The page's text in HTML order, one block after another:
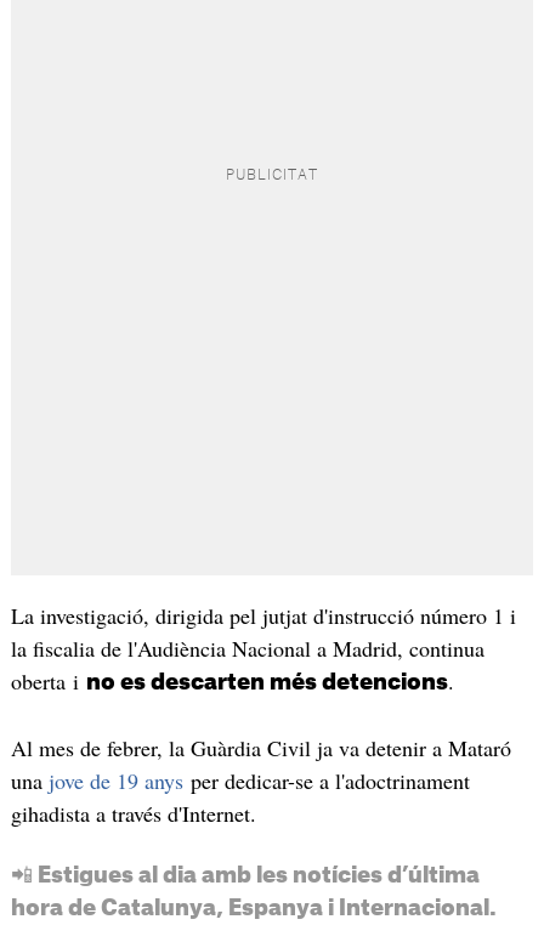
La investigació, dirigida pel jutjat d'instrucció número 1 i
la fiscalia de l'Audiència Nacional a Madrid, continua
oberta i no es descarten més detencions.
Al mes de febrer, la Guàrdia Civil ja va detenir a Mataró
una jove de 19 anysper dedicar-se a l'adoctrinament
gihadista a través d'Internet.
📲 Estigues al dia amb les notícies d’última
hora de Catalunya, Espanya i Internacional.